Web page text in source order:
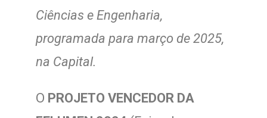
Ciências e Engenharia,
programada para março de 2025,
na Capital.
O PROJETO VENCEDOR DA